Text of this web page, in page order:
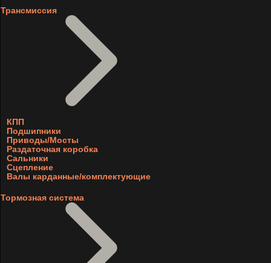
Трансмиссия
КПП
Подшипники
Приводы/Мосты
Раздаточная коробка
Сальники
Сцепление
Валы карданные/комплектующие
Тормозная система